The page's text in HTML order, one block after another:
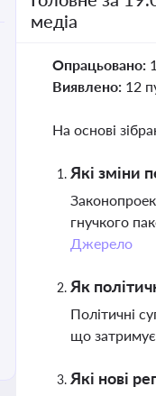
медіа
Опрацьовано:
Виявлено: 12
На основі
Які зміни
гнучкого
Джерело
Як
Політичні
що затримує
Які нові